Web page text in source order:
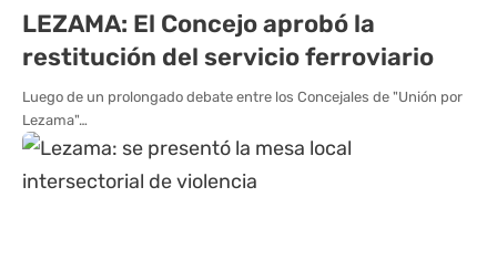
LEZAMA: El Concejo aprobó la
restitución del servicio ferroviario
Luego de un prolongado debate entre los Concejales de "Unión por
Lezama"…